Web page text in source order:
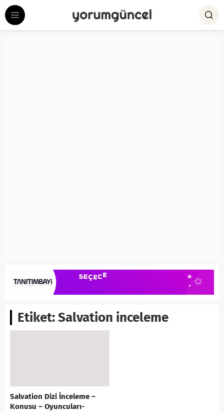
Etiket:Salvation inceleme
Salvation Dizi İnceleme –
Konusu – Oyuncuları-